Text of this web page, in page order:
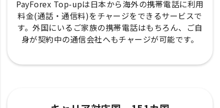
PayForex Top-upは日本から海外の携帯電話に利用
料金(通話・通信料)をチャージをできるサービスで
す。外国にいるご家族の携帯電話はもちろん、ご自
身が契約中の通信会社へもチャージが可能です。